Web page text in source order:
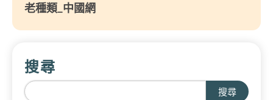
老種類_中國網
搜尋
搜尋